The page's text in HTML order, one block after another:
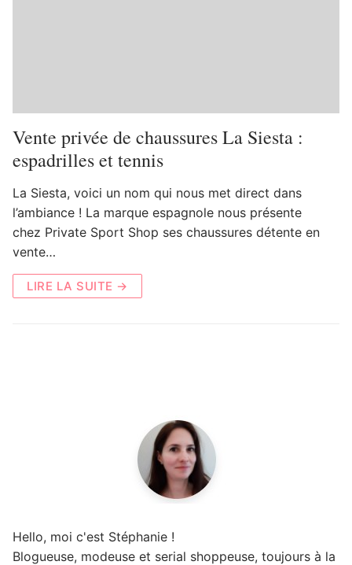
Vente privée de chaussures La Siesta :
espadrilles et tennis
La Siesta, voici un nom qui nous met direct dans
l’ambiance ! La marque espagnole nous présente
chez Private Sport Shop ses chaussures détente en
vente…
LIRE LA SUITE →
Hello, moi c'est Stéphanie !
Blogueuse, modeuse et serial shoppeuse, toujours à la